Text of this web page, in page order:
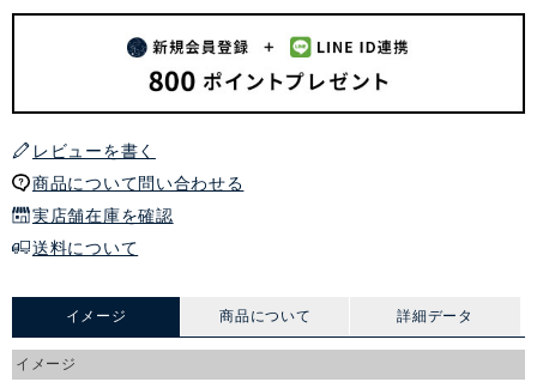
レビューを書く
商品について問い合わせる
実店舗在庫を確認
送料について
イメージ 商品について 詳細データ
イメージ